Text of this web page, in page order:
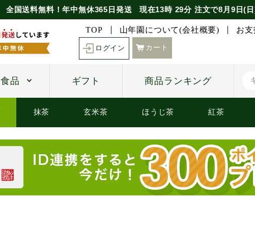
全国送料無料！年中無休365日発送 現在13時 29分 注文で8月9日(
TOP 山年園について(会社概要) お
ログイン カート
食品 ギフト 商品ランキング
抹茶 玄米茶 ほうじ茶 紅茶